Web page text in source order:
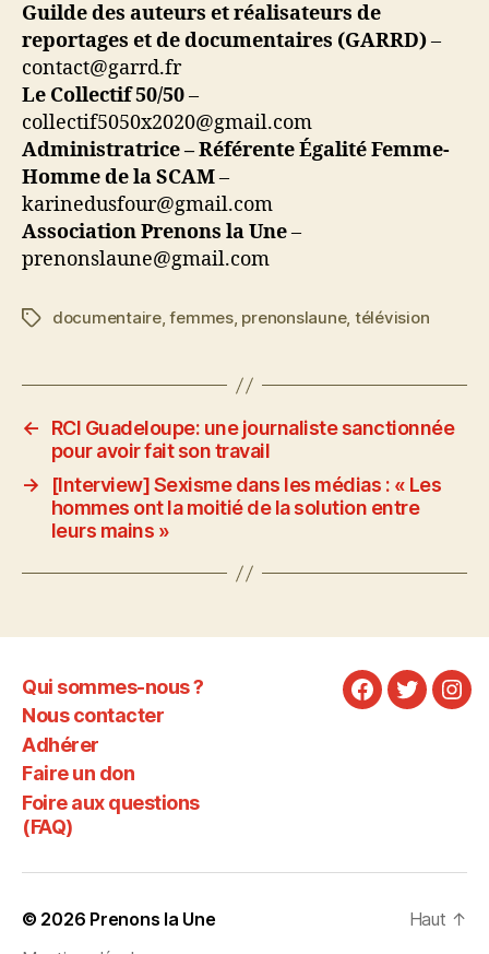
Guilde des auteurs et réalisateurs de
reportages et de documentaires (GARRD)–
contact@garrd.fr
Le Collectif 50/50–
collectif5050x2020@gmail.com
Administratrice – Référente Égalité Femme-
Homme de la SCAM–
karinedusfour@gmail.com
Association Prenons la Une–
prenonslaune@gmail.com
Étiquettes
documentaire,femmes, prenonslaune, télévision
←
RCI Guadeloupe: une journaliste sanctionnée
pour avoir fait son travail
→
[Interview] Sexisme dans les médias : « Les
hommes ont la moitié de la solution entre
leurs mains »
Qui sommes-nous ?
Nous contacter
Adhérer
Faire un don
Foire aux questions
(FAQ)
Facebook
Twitter
© 2026 Prenons la Une
Haut ↑